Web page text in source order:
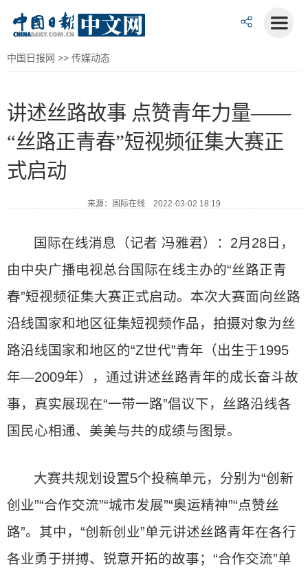
中国日报网 >> 传媒动态
讲述丝路故事 点赞青年力量——
“丝路正青春”短视频征集大赛正
式启动
来源：国际在线 2022-03-02 18:19
国际在线消息（记者 冯雅君）：2月28日，
由中央广播电视总台国际在线主办的“丝路正青
春”短视频征集大赛正式启动。本次大赛面向丝路
沿线国家和地区征集短视频作品，拍摄对象为丝
路沿线国家和地区的“Z世代”青年（出生于1995
年—2009年），通过讲述丝路青年的成长奋斗故
事，真实展现在“一带一路”倡议下，丝路沿线各
国民心相通、美美与共的成绩与图景。
大赛共规划设置5个投稿单元，分别为“创新
创业”“合作交流”“城市发展”“奥运精神”“点赞丝
路”。其中，“创新创业”单元讲述丝路青年在各行
各业勇于拼搏、锐意开拓的故事；“合作交流”单